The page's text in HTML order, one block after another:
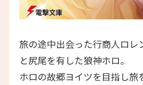
旅の途中出会った行商人ロレ
と尻尾を有した狼神ホロ。
ホロの故郷ヨイツを目指し旅